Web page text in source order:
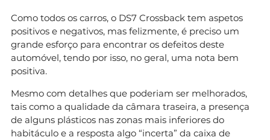
Como todos os carros, o DS7 Crossback tem aspetos
positivos e negativos, mas felizmente, é preciso um
grande esforço para encontrar os defeitos deste
automóvel, tendo por isso, no geral, uma nota bem
positiva.
Mesmo com detalhes que poderiam ser melhorados,
tais como a qualidade da câmara traseira, a presença
de alguns plásticos nas zonas mais inferiores do
habitáculo e a resposta algo “incerta” da caixa de